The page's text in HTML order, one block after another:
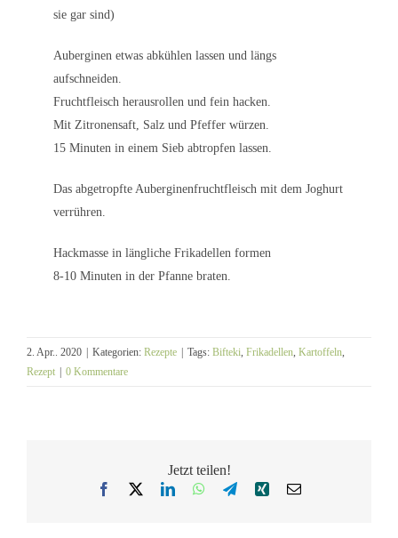
sie gar sind)
Auberginen etwas abkühlen lassen und längs
aufschneiden.
Fruchtfleisch herausrollen und fein hacken.
Mit Zitronensaft, Salz und Pfeffer würzen.
15 Minuten in einem Sieb abtropfen lassen.
Das abgetropfte Auberginenfruchtfleisch mit dem Joghurt
verrühren.
Hackmasse in längliche Frikadellen formen
8-10 Minuten in der Pfanne braten.
2. Apr.. 2020 Kategorien: Rezepte Tags: Bifteki, Frikadellen, Kartoffeln,
Rezept
0 Kommentare
Jetzt teilen!
Facebook LinkedInWhatsApp
Telegram
Xing E-